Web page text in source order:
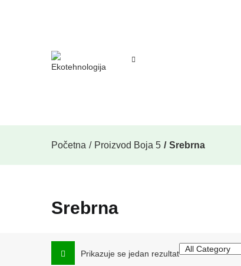
Početna Proizvod Boja 5 Srebrna
Srebrna
Prikazuje se jedan rezultat